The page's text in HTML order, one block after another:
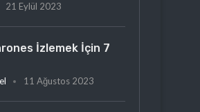
21 Eylül 2023
İzlemek İçin 7
11 Ağustos 2023